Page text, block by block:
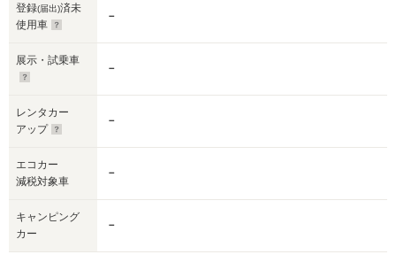
登録(届出)済未
使用車
－
展示・試乗車
－
レンタカー
アップ
－
エコカー
減税対象車
－
キャンピング
カー
－